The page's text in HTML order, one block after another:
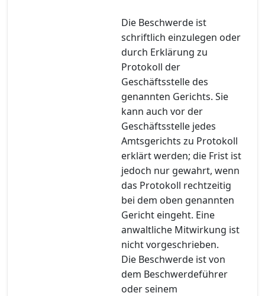
Die Beschwerde ist
schriftlich einzulegen oder
durch Erklärung zu
Protokoll der
Geschäftsstelle des
genannten Gerichts. Sie
kann auch vor der
Geschäftsstelle jedes
Amtsgerichts zu Protokoll
erklärt werden; die Frist ist
jedoch nur gewahrt, wenn
das Protokoll rechtzeitig
bei dem oben genannten
Gericht eingeht. Eine
anwaltliche Mitwirkung ist
nicht vorgeschrieben.
Die Beschwerde ist von
dem Beschwerdeführer
oder seinem